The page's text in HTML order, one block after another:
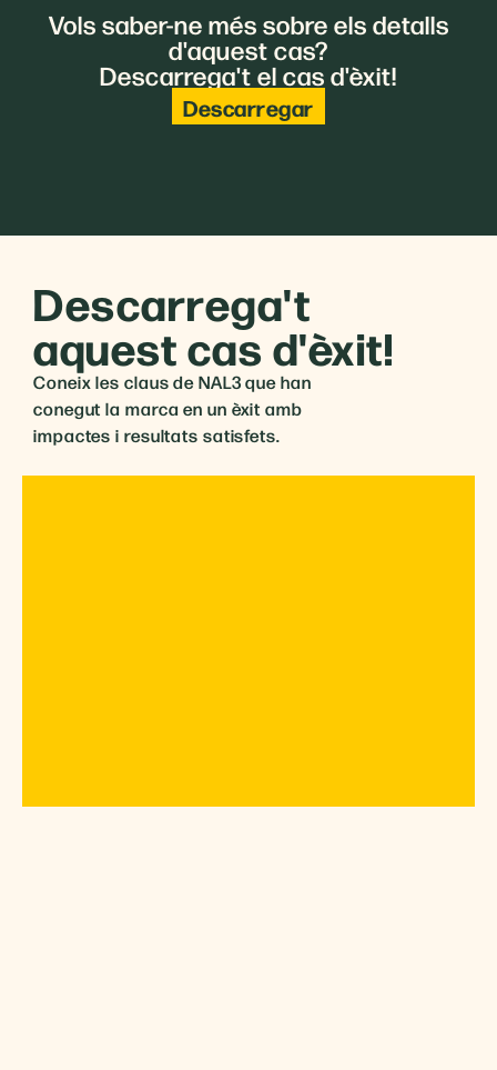
Vols saber-ne més sobre els detalls
d'aquest cas?
Descarrega't el cas d'èxit!
Descarregar
Descarrega't
aquest cas d'èxit!
Coneix les claus de NAL3 que han
conegut la marca en un èxit amb
impactes i resultats satisfets.